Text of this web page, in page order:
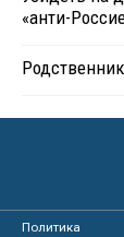
«анти-
Политика